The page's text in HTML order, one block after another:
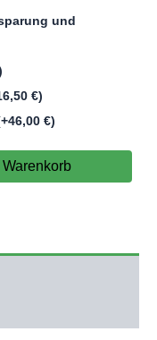
und
€)
46,00 €)
Warenkorb